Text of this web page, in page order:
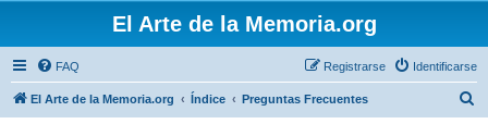
El Arte de la Memoria.org
FAQ Identificarse
Registrarse
El Arte de la Memoria.org Índice Preguntas Frecuentes